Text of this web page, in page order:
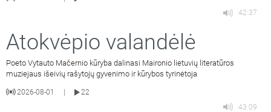
42:37
Atokvėpio valandėlė
Poeto Vytauto Mačernio kūryba dalinasi Maironio lietuvių literatūros
muziejaus išeivių rašytojų gyvenimo ir kūrybos tyrinėtoja
2026-08-01
22
43:09